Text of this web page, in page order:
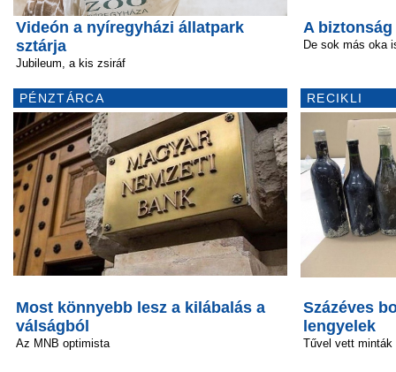
Videón a nyíregyházi állatpark
sztárja
Jubileum, a kis zsiráf
PÉNZTÁRCA
Most könnyebb lesz a kilábalás a
válságból
Az MNB optimista
A
De sok más oka
RECIKLI
Százéves
lengyelek
Tűvel vett minták